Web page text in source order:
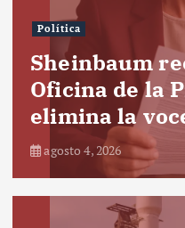
Política
Sheinbaum
Oficina de la
elimina la
agosto 4, 2026